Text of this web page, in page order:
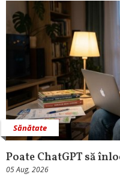
Sănătate
Poate ChatGPT să
05 Aug, 2026